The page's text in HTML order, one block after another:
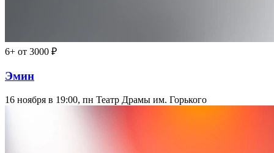
6+ от 3000 ₽
Эмин
16 ноября в 19:00, пн Театр Драмы им. Горького